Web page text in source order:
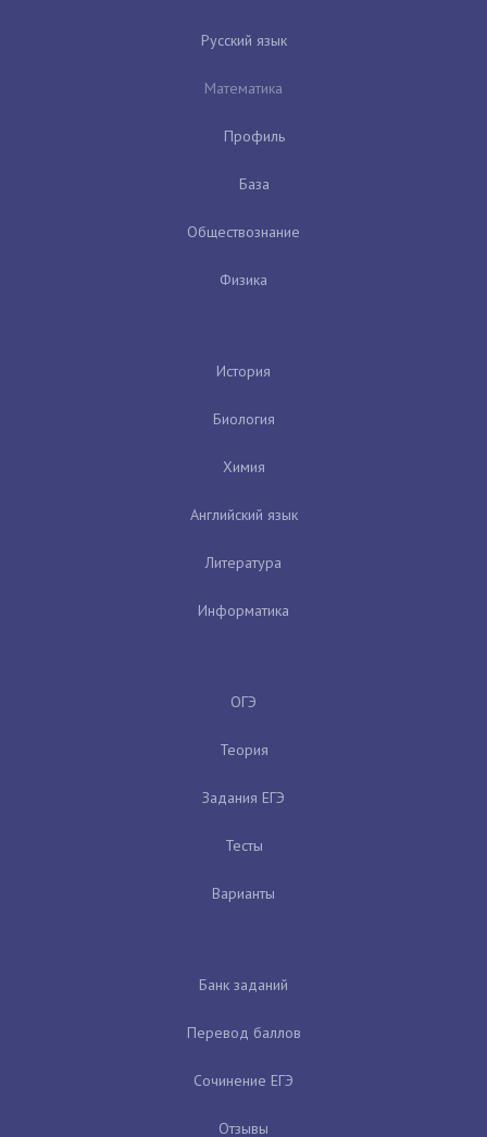
Русский язык
Математика
Профиль
База
Обществознание
Физика
История
Биология
Химия
Английский язык
Литература
Информатика
ОГЭ
Теория
Задания ЕГЭ
Тесты
Варианты
Банк заданий
Перевод баллов
Сочинение ЕГЭ
Отзывы